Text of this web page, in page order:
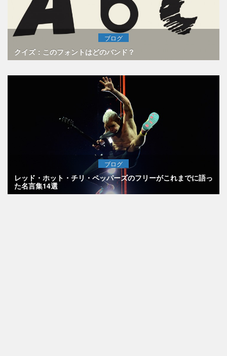
ブログ
クイズ：このフォントはどのバンド？
ブログ
レッド・ホット・チリ・ペッパーズのフリーがこれまでに語っ
た名言集14選